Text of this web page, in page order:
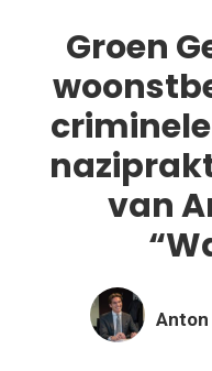
Groen
van